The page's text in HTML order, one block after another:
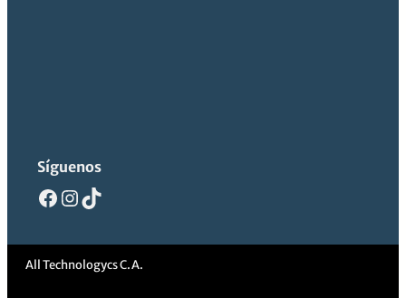
Síguenos
Facebook
Instagram
TikTok
All Technologycs C.A.